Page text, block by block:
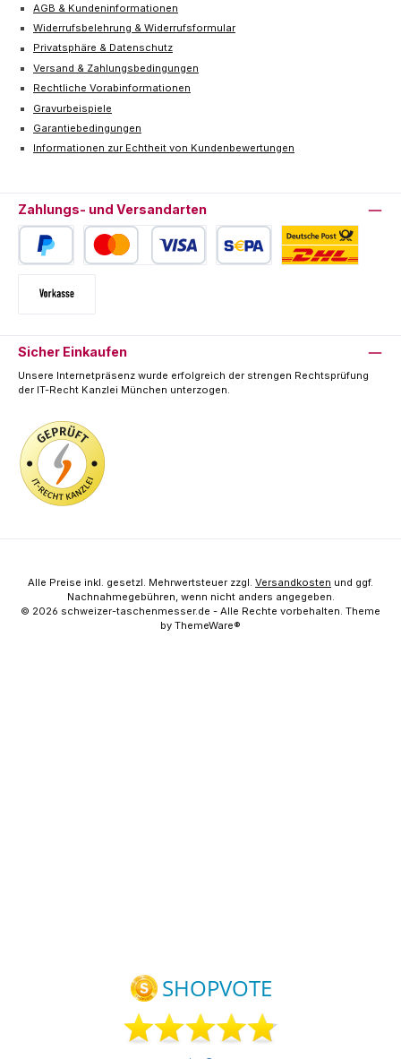
AGB & Kundeninformationen
Widerrufsbelehrung & Widerrufsformular
Privatsphäre & Datenschutz
Versand & Zahlungsbedingungen
Rechtliche Vorabinformationen
Gravurbeispiele
Garantiebedingungen
Informationen zur Echtheit von Kundenbewertungen
Zahlungs- und Versandarten
Sicher Einkaufen
Unsere Internetpräsenz wurde erfolgreich der strengen Rechtsprüfung
der IT-Recht Kanzlei München unterzogen.
Alle Preise inkl. gesetzl. Mehrwertsteuer zzgl. Versandkosten und ggf.
Nachnahmegebühren, wenn nicht anders angegeben.
© 2026 schweizer-taschenmesser.de - Alle Rechte vorbehalten. Theme
by ThemeWare®